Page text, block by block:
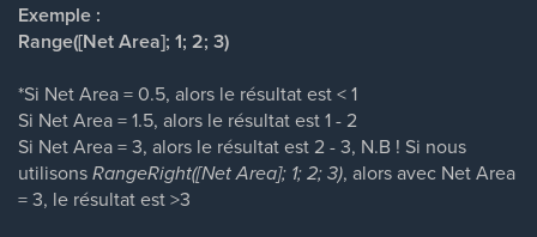
Exemple :
Range([Net Area]; 1; 2; 3)
*Si Net Area = 0.5, alors le résultat est < 1
Si Net Area = 1.5, alors le résultat est 1 - 2
Si Net Area = 3, alors le résultat est 2 - 3, N.B ! Si nous
utilisonsRangeRight([Net Area]; 1; 2; 3), alors avec Net Area
= 3, le résultat est >3